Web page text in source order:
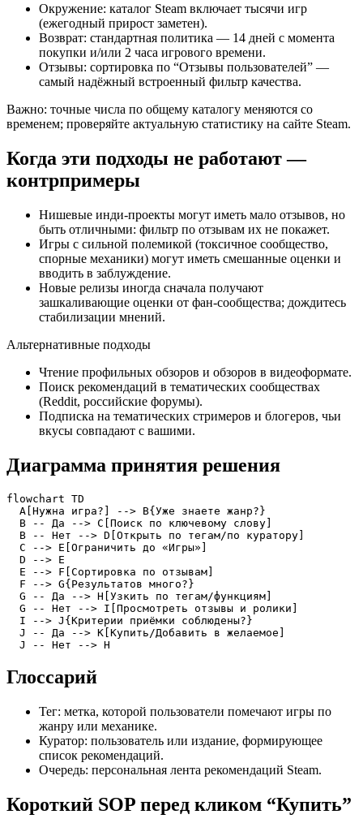
Окружение: каталог Steam включает тысячи игр
(ежегодный прирост заметен).
Возврат: стандартная политика — 14 дней с момента
покупки и/или 2 часа игрового времени.
Отзывы: сортировка по “Отзывы пользователей” —
самый надёжный встроенный фильтр качества.
Важно: точные числа по общему каталогу меняются со
временем; проверяйте актуальную статистику на сайте Steam.
Когда эти подходы не работают —
контрпримеры
Нишевые инди‑проекты могут иметь мало отзывов, но
быть отличными: фильтр по отзывам их не покажет.
Игры с сильной полемикой (токсичное сообщество,
спорные механики) могут иметь смешанные оценки и
вводить в заблуждение.
Новые релизы иногда сначала получают
зашкаливающие оценки от фан‑сообщества; дождитесь
стабилизации мнений.
Альтернативные подходы
Чтение профильных обзоров и обзоров в видеоформате.
Поиск рекомендаций в тематических сообществах
(Reddit, российские форумы).
Подписка на тематических стримеров и блогеров, чьи
вкусы совпадают с вашими.
Диаграмма принятия решения
flowchart TD
  A[Нужна игра?] --> B{Уже знаете жанр?}
  B -- Да --> C[Поиск по ключевому слову]
  B -- Нет --> D[Открыть по тегам/по куратору]
  C --> E[Ограничить до «Игры»]
  D --> E
  E --> F[Сортировка по отзывам]
  F --> G{Результатов много?}
  G -- Да --> H[Узкить по тегам/функциям]
  G -- Нет --> I[Просмотреть отзывы и ролики]
  I --> J{Критерии приёмки соблюдены?}
  J -- Да --> K[Купить/Добавить в желаемое]
  J -- Нет --> H
Глоссарий
Тег: метка, которой пользователи помечают игры по
жанру или механике.
Куратор: пользователь или издание, формирующее
список рекомендаций.
Очередь: персональная лента рекомендаций Steam.
Короткий SOP перед кликом “Купить”